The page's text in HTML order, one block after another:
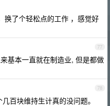
换了个轻松点的工作 ，感觉好
77
基本一直就在制造业, 但是都做
78
百块维持生计真的没问题。